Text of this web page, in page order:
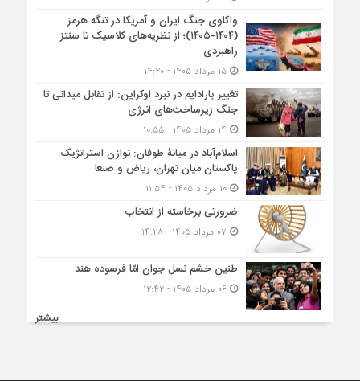
واکاوی جنگ ایران و آمریکا در تنگه هرمز
(۱۴۰۴-۱۴۰۵)؛ از نظریه‌های کلاسیک تا سنتز
راهبردی
۱۵ مرداد ۱۴۰۵ - ۱۴:۲۰
تغییر پارادایم در نبرد اوکراین: از تقابل میدانی تا
جنگ زیرساخت‌های انرژی
اسلام‌آباد در میانۀ طوفان: توازن استراتژیک
پاکستان میان تهران، ریاض و صنعا
۱۰ مرداد ۱۴۰۵ - ۱۱:۵۴
ضرورتی برخاسته از انتخاب
طنین خشم نسل جوان امّا فرسوده هند
۰۶ مرداد ۱۴۰۵ - ۱۲:۴۲
بیشتر